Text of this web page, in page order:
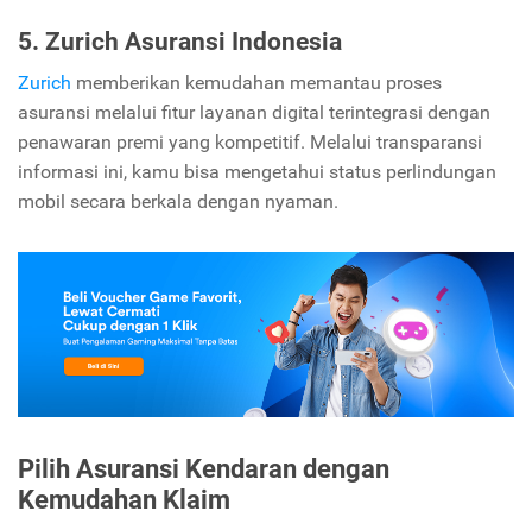
5. Zurich Asuransi Indonesia
Zurich memberikan kemudahan memantau proses
asuransi melalui fitur layanan digital terintegrasi dengan
penawaran premi yang kompetitif. Melalui transparansi
informasi ini, kamu bisa mengetahui status perlindungan
mobil secara berkala dengan nyaman.
Pilih Asuransi Kendaran dengan
Kemudahan Klaim